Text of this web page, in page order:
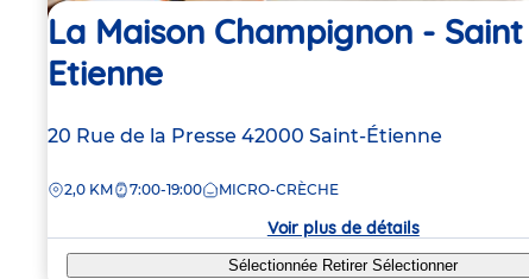
La Maison Champignon - Saint
Etienne
Adresse
la
20 Rue de la Presse 42000 Saint-Étienne
DISTANCE
2,0 KM 7:00-19:00 MICRO-CRÈCHE
Voir plus de détails
Sélectionnée RetirerSélectionner